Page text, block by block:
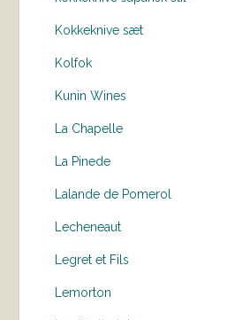
Kokkeknive sæt
Kolfok
Kunin Wines
La Chapelle
La Pinede
Lalande de Pomerol
Lecheneaut
Legret et Fils
Lemorton